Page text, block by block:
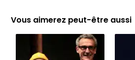
Vous aimerez peut-être aussi